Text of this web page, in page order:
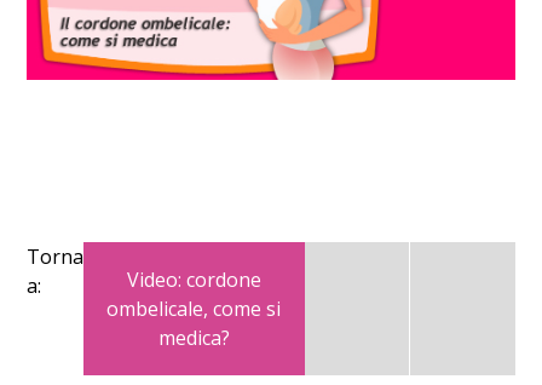
Torna
a:
Video: cordone
ombelicale, come si
medica?